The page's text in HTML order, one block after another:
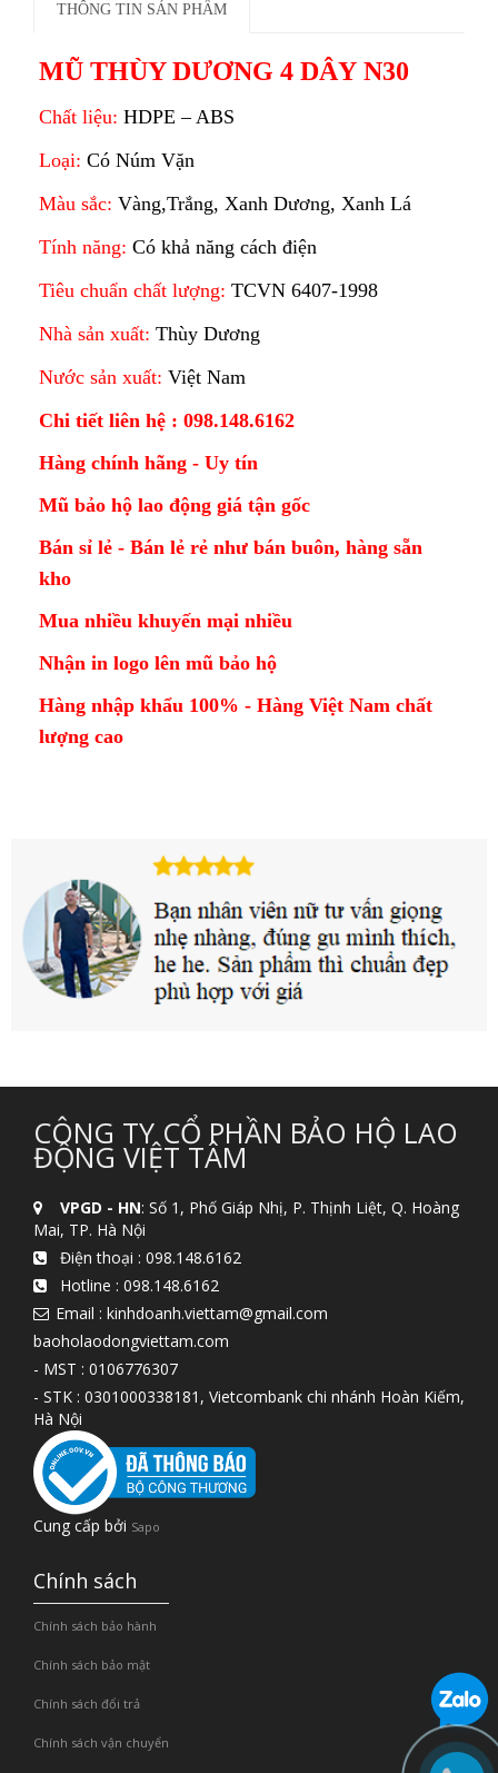
THÔNG TIN SẢN PHẨM
MŨ THÙY DƯƠNG 4 DÂY N30
Chất liệu: HDPE – ABS
Loại: Có Núm Vặn
Màu sắc: Vàng,Trắng, Xanh Dương, Xanh Lá
Tính năng: Có khả năng cách điện
Tiêu chuẩn chất lượng: TCVN 6407-1998
Nhà sản xuất: Thùy Dương
Nước sản xuất: Việt Nam
Chi tiết liên hệ : 098.148.6162
Hàng chính hãng - Uy tín
Mũ bảo hộ lao động giá tận gốc
Bán sỉ lẻ - Bán lẻ rẻ như bán buôn, hàng sẵn
kho
Mua nhiều khuyến mại nhiều
Nhận in logo lên mũ bảo hộ
Hàng nhập khẩu 100% - Hàng Việt Nam chất
lượng cao
CÔNG TY CỔ PHẦN BẢO HỘ LAO
ĐỘNG VIỆT TÂM
VPGD - HN: Số 1, Phố Giáp Nhị, P. Thịnh Liệt, Q. Hoàng
Mai, TP. Hà Nội
Điện thoại : 098.148.6162
Hotline : 098.148.6162
Email : kinhdoanh.viettam@gmail.com
baoholaodongviettam.com
- MST : 0106776307
- STK : 0301000338181, Vietcombank chi nhánh Hoàn Kiếm,
Hà Nội
Cung cấp bởi Sapo
Chính sách
Chính sách bảo hành
Chính sách bảo mật
Chính sách đổi trả
Chính sách vận chuyển